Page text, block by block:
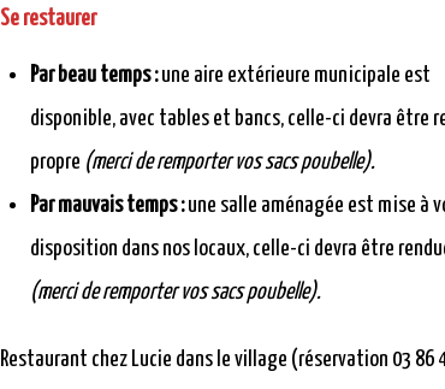
Se restaurer
Par beau temps :une aire extérieure municipale est
disponible, avec tables et bancs, celle-ci devra être
propre (merci de remporter vos sacs poubelle).
Par mauvais temps :une salle aménagée est mise à
disposition dans nos locaux, celle-ci devra être
(merci de remporter vos sacs poubelle).
Restaurant chez Lucie dans le village (réservation 03 86